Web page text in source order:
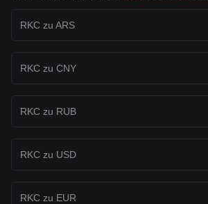
RKC zu ARS
RKC zu CNY
RKC zu RUB
RKC zu USD
RKC zu EUR